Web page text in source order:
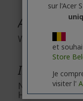
Appareils
Webcam
Interfaces/
Nombre de
HDMI
sur l'Acer
et
Store
Je
visiter l'